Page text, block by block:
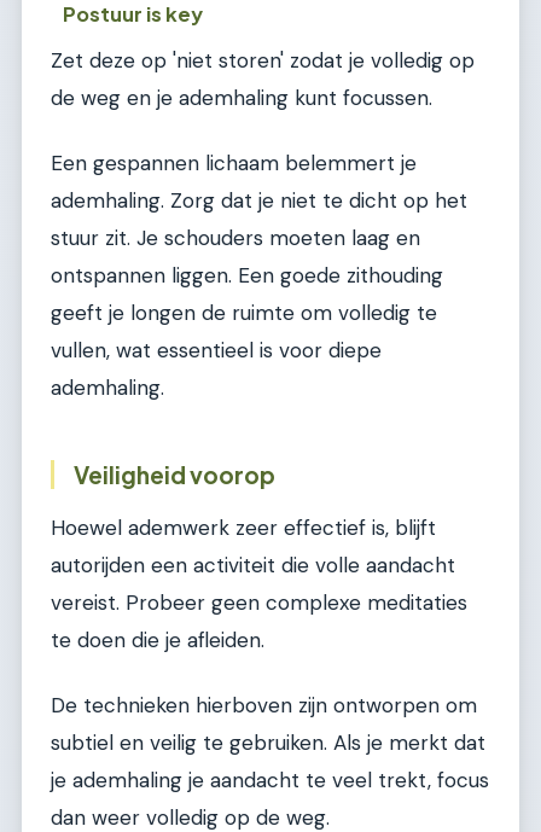
Postuur is key
Zet deze op 'niet storen' zodat je volledig op
de weg en je ademhaling kunt focussen.
Een gespannen lichaam belemmert je
ademhaling. Zorg dat je niet te dicht op het
stuur zit. Je schouders moeten laag en
ontspannen liggen. Een goede zithouding
geeft je longen de ruimte om volledig te
vullen, wat essentieel is voor diepe
ademhaling.
Veiligheid voorop
Hoewel ademwerk zeer effectief is, blijft
autorijden een activiteit die volle aandacht
vereist. Probeer geen complexe meditaties
te doen die je afleiden.
De technieken hierboven zijn ontworpen om
subtiel en veilig te gebruiken. Als je merkt dat
je ademhaling je aandacht te veel trekt, focus
dan weer volledig op de weg.